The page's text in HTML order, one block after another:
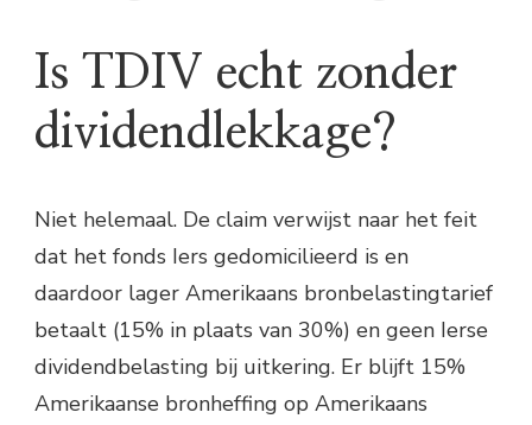
Is TDIV echt zonder
dividendlekkage?
Niet helemaal. De claim verwijst naar het feit
dat het fonds Iers gedomicilieerd is en
daardoor lager Amerikaans bronbelastingtarief
betaalt (15% in plaats van 30%) en geen Ierse
dividendbelasting bij uitkering. Er blijft 15%
Amerikaanse bronheffing op Amerikaans